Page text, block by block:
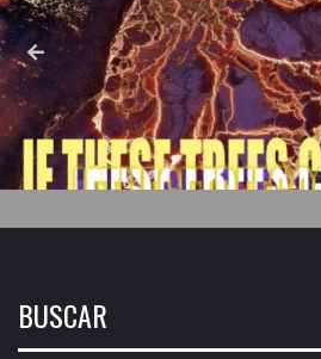
BUSCAR